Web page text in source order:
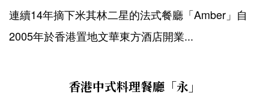
連續14年摘下米其林二星的法式餐廳「Amber」自
2005年於香港置地文華東方酒店開業...
香港中式料理餐廳「永」